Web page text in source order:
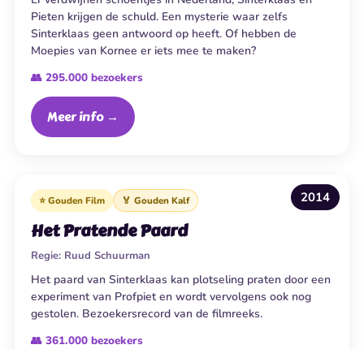
Pieten krijgen de schuld. Een mysterie waar zelfs
Sinterklaas geen antwoord op heeft. Of hebben de
Moepies van Kornee er iets mee te maken?
👥 295.000 bezoekers
Meer info →
2014
⭐ Gouden Film 🏅 Gouden Kalf
Het Pratende Paard
Regie: Ruud Schuurman
Het paard van Sinterklaas kan plotseling praten door een
experiment van Profpiet en wordt vervolgens ook nog
gestolen. Bezoekersrecord van de filmreeks.
👥 361.000 bezoekers